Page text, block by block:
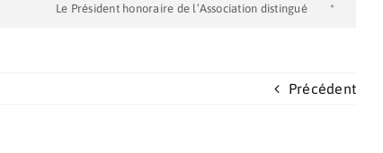
Le Président honoraire de l’Association distingué * Dons de
Précédent